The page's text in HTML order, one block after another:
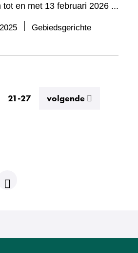
tot en met 13 februari 2026 ...
Gebiedsgerichte
21-27 volgenderesultaten